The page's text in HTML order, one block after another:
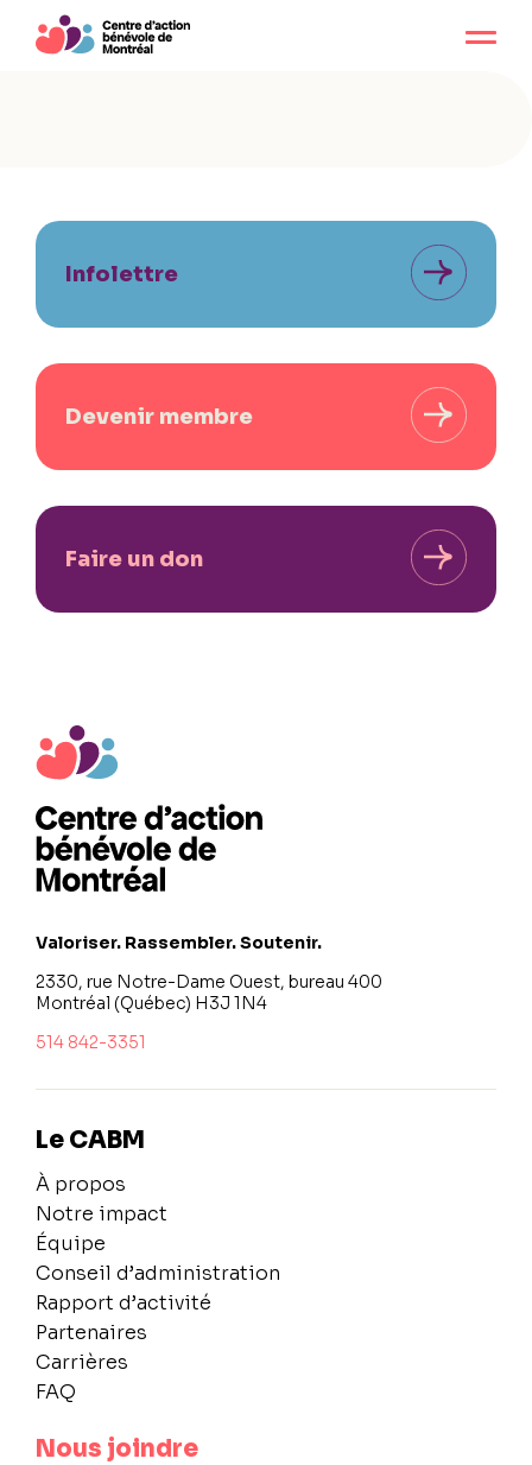
Infolettre
Devenir membre
Faire un don
Valoriser. Rassembler. Soutenir.
2330, rue Notre-Dame Ouest, bureau 400
Montréal (Québec) H3J 1N4
514 842-3351
Le CABM
À propos
Notre impact
Équipe
Conseil d’administration
Rapport d’activité
Partenaires
Carrières
FAQ
Nous joindre